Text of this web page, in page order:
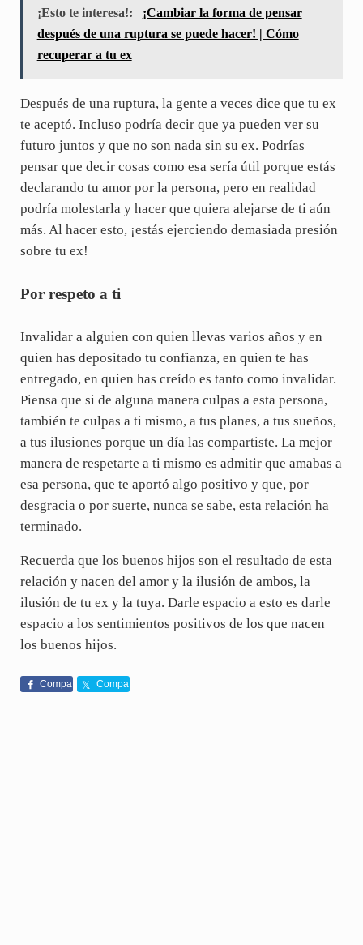
¡Esto te interesa!:
¡Cambiar la forma de pensar
después de una ruptura se puede hacer! | Cómo
recuperar a tu ex
Después de una ruptura, la gente a veces dice que tu ex
te aceptó. Incluso podría decir que ya pueden ver su
futuro juntos y que no son nada sin su ex. Podrías
pensar que decir cosas como esa sería útil porque estás
declarando tu amor por la persona, pero en realidad
podría molestarla y hacer que quiera alejarse de ti aún
más. Al hacer esto, ¡estás ejerciendo demasiada presión
sobre tu ex!
Por respeto a ti
Invalidar a alguien con quien llevas varios años y en
quien has depositado tu confianza, en quien te has
entregado, en quien has creído es tanto como invalidar.
Piensa que si de alguna manera culpas a esta persona,
también te culpas a ti mismo, a tus planes, a tus sueños,
a tus ilusiones porque un día las compartiste. La mejor
manera de respetarte a ti mismo es admitir que amabas a
esa persona, que te aportó algo positivo y que, por
desgracia o por suerte, nunca se sabe, esta relación ha
terminado.
Recuerda que los buenos hijos son el resultado de esta
relación y nacen del amor y la ilusión de ambos, la
ilusión de tu ex y la tuya. Darle espacio a esto es darle
espacio a los sentimientos positivos de los que nacen
los buenos hijos.
Compa
Compa